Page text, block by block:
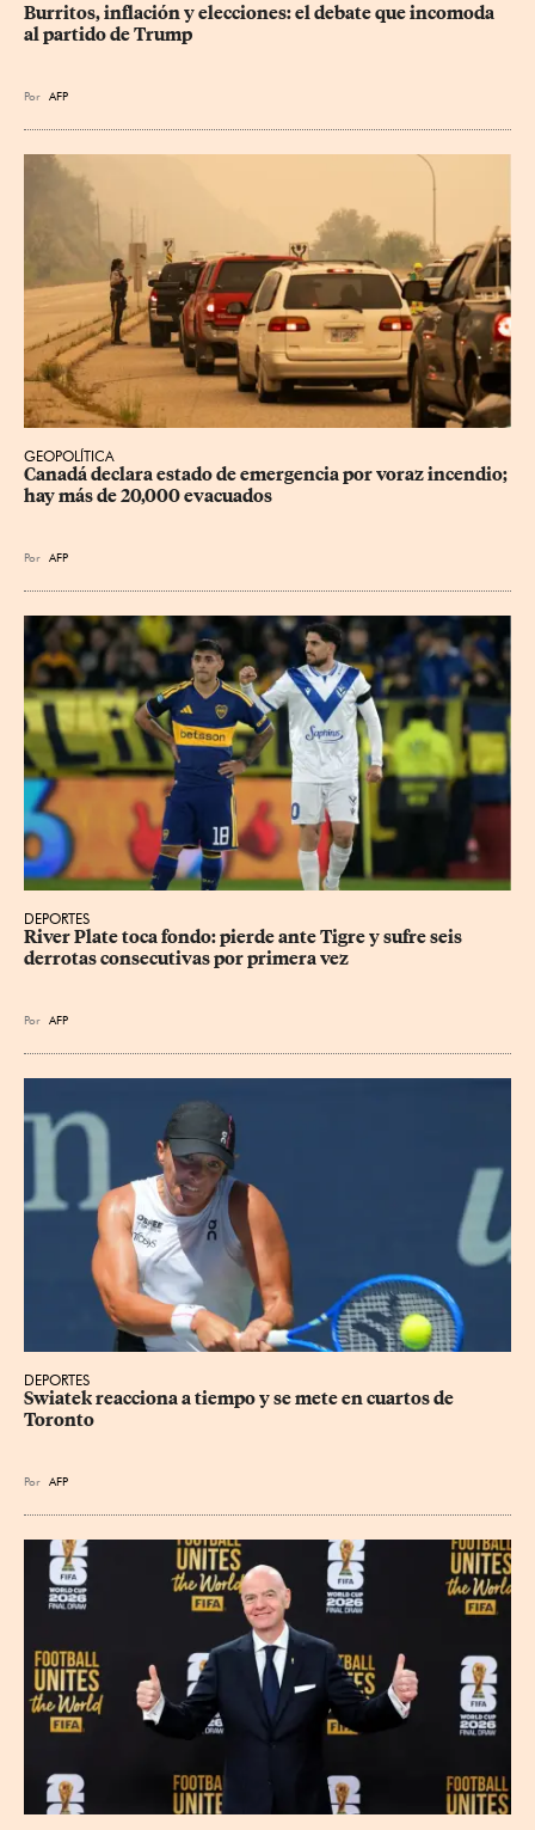
Burritos, inflación y elecciones: el debate que incomoda
al partido de Trump
Por AFP
GEOPOLÍTICA
Canadá declara estado de emergencia por voraz incendio;
hay más de 20,000 evacuados
Por AFP
DEPORTES
River Plate toca fondo: pierde ante Tigre y sufre seis
derrotas consecutivas por primera vez
Por AFP
DEPORTES
Swiatek reacciona a tiempo y se mete en cuartos de
Toronto
Por AFP